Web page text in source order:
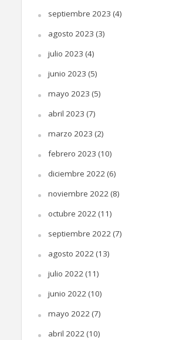
septiembre 2023 (4)
agosto 2023 (3)
julio 2023 (4)
junio 2023 (5)
mayo 2023 (5)
abril 2023 (7)
marzo 2023 (2)
febrero 2023 (10)
diciembre 2022(6)
noviembre 2022(8)
octubre 2022(11)
septiembre 2022(7)
agosto 2022(13)
julio 2022(11)
junio 2022(10)
mayo 2022(7)
abril 2022(10)